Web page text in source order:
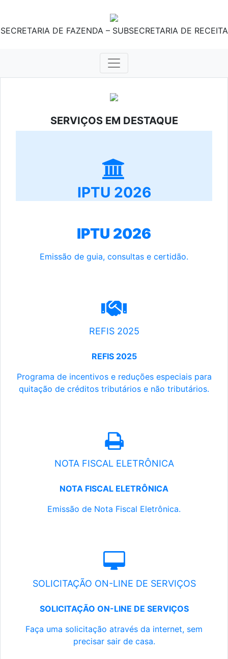
SECRETARIA DE FAZENDA – SUBSECRETARIA DE RECEITA
SERVIÇOS EM DESTAQUE
IPTU 2026
IPTU 2026
Emissão de guia, consultas e certidão.
REFIS 2025
REFIS 2025
Programa de incentivos e reduções especiais para
quitação de créditos tributários e não tributários.
NOTA FISCAL ELETRÔNICA
NOTA FISCAL ELETRÔNICA
Emissão de Nota Fiscal Eletrônica.
SOLICITAÇÃO ON-LINE DE SERVIÇOS
SOLICITAÇÃO ON-LINE DE SERVIÇOS
Faça uma solicitação através da internet, sem
precisar sair de casa.